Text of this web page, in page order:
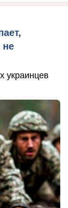
не
украинцев